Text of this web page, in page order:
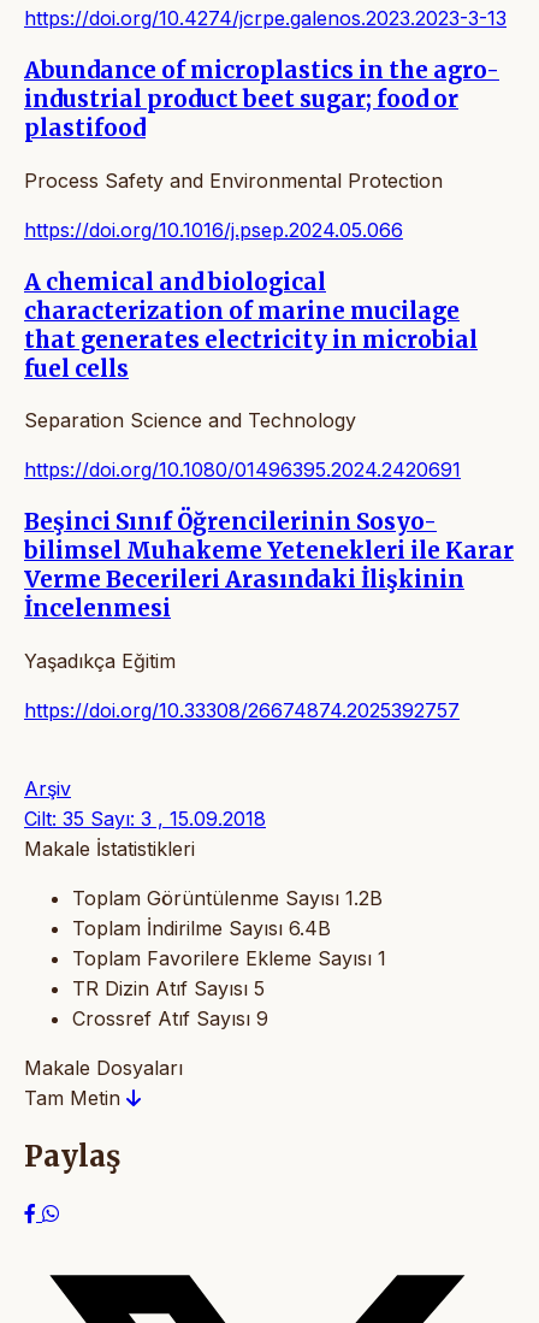
https://doi.org/10.4274/jcrpe.galenos.2023.2023-3-13
Abundance of microplastics in the agro-
industrial product beet sugar; food or
plastifood
Process Safety and Environmental Protection
https://doi.org/10.1016/j.psep.2024.05.066
A chemical and biological
characterization of marine mucilage
that generates electricity in microbial
fuel cells
Separation Science and Technology
https://doi.org/10.1080/01496395.2024.2420691
Beşinci Sınıf Öğrencilerinin Sosyo-
bilimsel Muhakeme Yetenekleri ile Karar
Verme Becerileri Arasındaki İlişkinin
İncelenmesi
Yaşadıkça Eğitim
https://doi.org/10.33308/26674874.2025392757
Arşiv
Cilt: 35 Sayı: 3 , 15.09.2018
Makale İstatistikleri
Toplam Görüntülenme Sayısı 1.2B
Toplam İndirilme Sayısı 6.4B
Toplam Favorilere Ekleme Sayısı 1
TR Dizin Atıf Sayısı 5
Crossref Atıf Sayısı 9
Makale Dosyaları
Tam Metin
Paylaş